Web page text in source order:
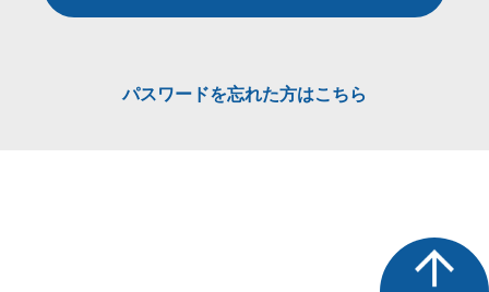
パスワードを忘れた方はこちら